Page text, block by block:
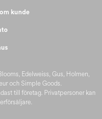
Edelweiss, Gus, Holmen,
och Simple Goods.
till företag. Privatpersoner kan
kunde